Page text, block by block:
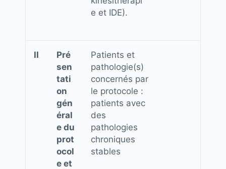
e et IDE).
II
Pré
sen
tati
on
gén
éral
e du
prot
ocol
e et
Patients et
pathologie(s)
concernés par
le protocole :
patients avec
des
pathologies
chroniques
stables